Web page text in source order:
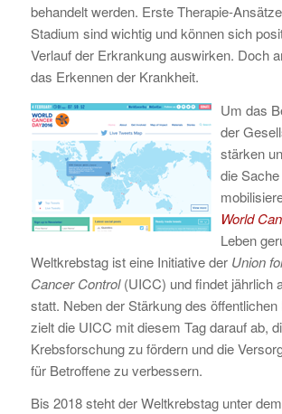
behandelt werden. Erste Therapie-
Stadium sind wichtig und können sich
Verlauf der Erkrankung auswirken. Doch
das Erkennen der Krankheit.
Um das
der
stärken
die
World
Leben
Weltkrebstag ist eine Initiative der Union
Cancer Control(UICC) und findet jährlich
statt. Neben der Stärkung des
zielt die UICC mit diesem Tag darauf ab,
Krebsforschung zu fördern und die
für Betroffene zu verbessern.
Bis 2018 steht der Weltkrebstag unter